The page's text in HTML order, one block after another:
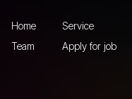
Home Service
Team
Apply for job